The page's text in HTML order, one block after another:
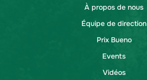
À propos de nous
Équipe de direction
Prix Bueno
Events
Vidéos